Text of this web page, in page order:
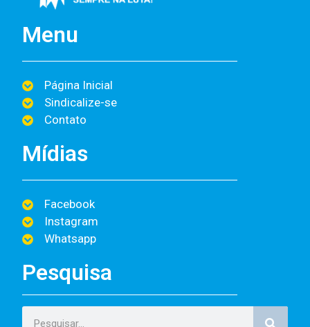
Menu
Página Inicial
Sindicalize-se
Contato
Mídias
Facebook
Instagram
Whatsapp
Pesquisa